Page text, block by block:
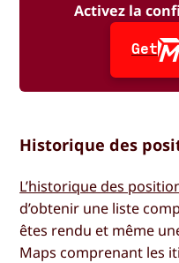
Activez la
Get
Historique des
L’historique des
d’obtenir une liste
êtes rendu et même
Maps comprenant les